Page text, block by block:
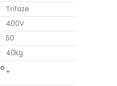
Trifazė
400V
50
40kg
+